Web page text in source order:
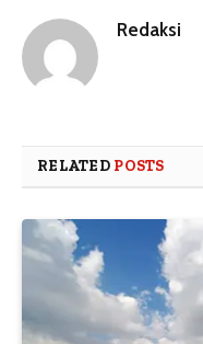
Redaksi
RELATED POSTS